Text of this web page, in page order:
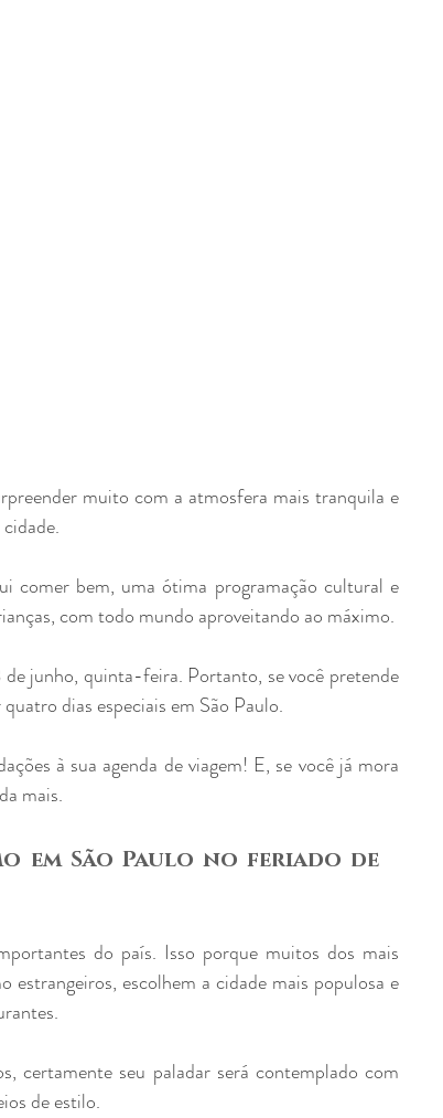
muito com a atmosfera mais tranquila e
comer bem, uma ótima programação cultural e
com todo mundo aproveitando ao máximo.
junho, quinta-feira. Portanto, se você pretende
dias especiais em São Paulo.
à sua agenda de viagem! E, se você já mora
mais.
em São Paulo no feriado de
do país. Isso porque muitos dos mais
estrangeiros, escolhem a cidade mais populosa e
certamente seu paladar será contemplado com
de estilo.